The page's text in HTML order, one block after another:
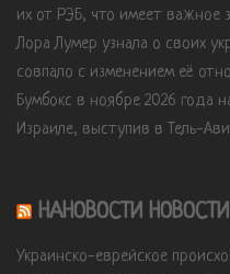
их от РЭБ, что имеет важное
Лора Лумер узнала о своих
совпало с изменением её
Бумбокс в ноябре 2026 года
Израиле, выступив в Тель-
НАНОВОСТИ НОВОСТИ
Украинско-еврейское